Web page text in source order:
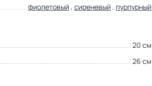
фиолетовый , сиреневый , пурпурный
20 см
26 см